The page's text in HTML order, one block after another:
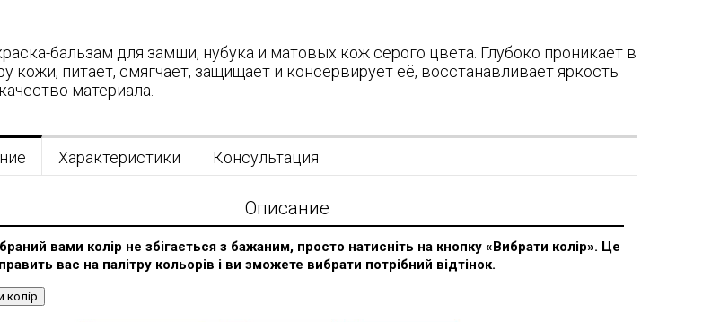
бальзам для замши, нубука и матовых кож серого цвета. Глубоко проникает в
кожи, питает, смягчает, защищает и консервирует её, восстанавливает яркость
материала.
Характеристики Консультация
Описание
вами колір не збігається з бажаним, просто натисніть на кнопку «Вибрати колір». Це
вас на палітру кольорів і ви зможете вибрати потрібний відтінок.
колір